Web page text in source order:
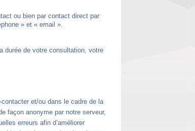
ou bien par contact direct par
» et « email ».
durée de votre consultation, votre
et/ou dans le cadre de la
façon anonyme par notre serveur,
erreurs afin d’améliorer